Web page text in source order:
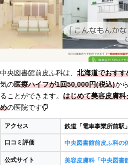
中央図書館前皮ふ科は、 北海道でおす
気の医療ハイフが1回50,000円(税込)か
ることができます。 はじめて美容皮膚
めの医院です
アクセス 鉄道「電車事業所前駅
口コミ評価 中央図書館前皮ふ科の
公式サイト 美容皮膚科「中央図書